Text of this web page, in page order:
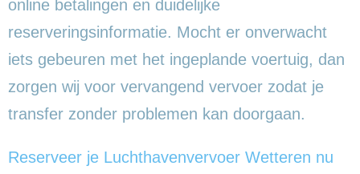
online betalingen en duidelijke
reserveringsinformatie. Mocht er onverwacht
iets gebeuren met het ingeplande voertuig, dan
zorgen wij voor vervangend vervoer zodat je
transfer zonder problemen kan doorgaan.
Reserveer je Luchthavenvervoer Wetteren nu